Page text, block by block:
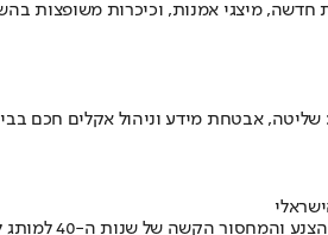
אבטחת מידע וניהול אקלים חכם